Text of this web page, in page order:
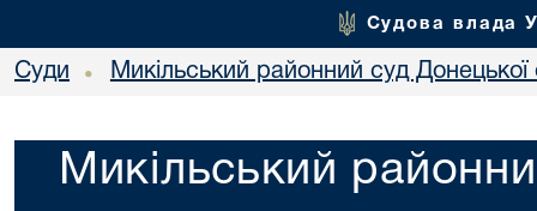
Судова влада
Суди • Микільський районний суд Донецької
Микільський